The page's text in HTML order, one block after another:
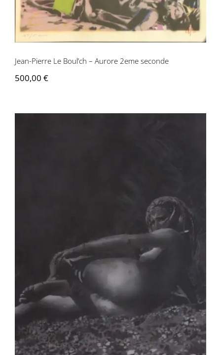
Jean-Pierre Le Boul’ch – Aurore 2eme seconde
500,00 €
Jean-Pierre Le Boul’ch – Brigitte